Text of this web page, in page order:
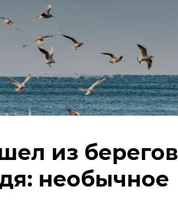
из берегов
необычное